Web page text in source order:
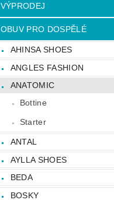
NAPIŠTE NÁM
VÝPRODEJ
OBUV PRO DOSPĚLÉ
AHINSA SHOES
ANGLES FASHION
ANATOMIC
Bottine
Starter
ANTAL
AYLLA SHOES
BEDA
BOSKY